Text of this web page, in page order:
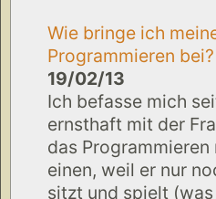
Wie bringe ich
Programmieren bei?
19/02/13
Ich befasse mich
ernsthaft mit der
das Programmieren
einen, weil er nur
sitzt und spielt